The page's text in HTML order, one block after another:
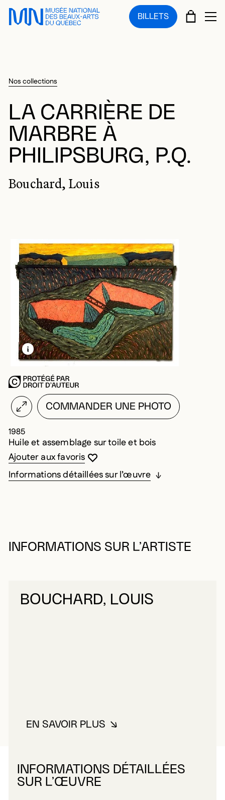
Sauter au menu principal
Sauter au contenu principal
Sauter au pied de page
BILLETS PANIER
Nos collections
LA CARRIÈRE DE
MARBRE À
PHILIPSBURG, P.Q.
Bouchard, Louis
EN SAVOIR PLUS SUR CETTE IMAGE
OUVRIR LA MODALE
COMMANDER UNE PHOTO
1985
Huile et assemblage sur toile et bois
Vous devez être connecté pour ajouter
Fermer la modale
Ouvrir la modale
Ajouter aux favoris
Informations détaillées sur l’œuvre
INFORMATIONS SUR L’ARTISTE
BOUCHARD, LOUIS
EN SAVOIR PLUSÀ PROPOS DE BOUCHARD,
INFORMATIONS DÉTAILLÉES
SUR L’ŒUVRE